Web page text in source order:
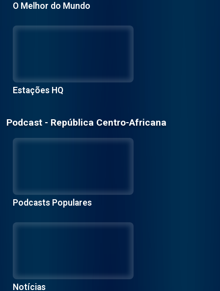
O Melhor do Mundo
Estações HQ
Podcast - República Centro-Africana
Podcasts Populares
Notícias